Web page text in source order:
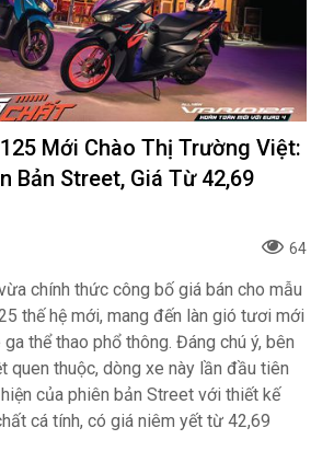
Mới Chào Thị Trường Việt:
Bản Street, Giá Từ 42,69
64
chính thức công bố giá bán cho mẫu
thế hệ mới, mang đến làn gió tươi mới
thể thao phổ thông. Đáng chú ý, bên
quen thuộc, dòng xe này lần đầu tiên
của phiên bản Street với thiết kế
cá tính, có giá niêm yết từ 42,69